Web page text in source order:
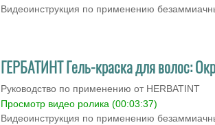
Видеоинструкция по применению
ГЕРБАТИНТ Гель-краска для волос:
Руководство по применению от HERBATINT
Просмотр видео ролика (00:03:37)
Видеоинструкция по применению